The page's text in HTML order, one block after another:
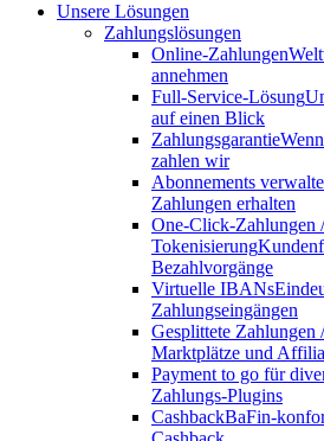
Unsere Lösungen
Zahlungslösungen
Online-Zahlungen
annehmen
Full-Service-Lösung
auf einen Blick
Zahlungsgarantie
zahlen wir
Abonnements
Zahlungen erhalten
One-Click-Zahlungen /
Tokenisierung
Bezahlvorgänge
Virtuelle IBANs
Zahlungseingängen
Gesplittete Zahlungen
Marktplätze und
Payment to go für
Zahlungs-Plugins
CashbackBaFin-